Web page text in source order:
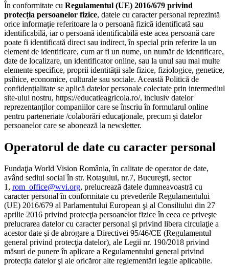
În conformitate cu Regulamentul (UE) 2016/679 privind
protecția persoanelor fizice, datele cu caracter personal reprezintă
orice informație referitoare la o persoană fizică identificată sau
identificabilă, iar o persoană identificabilă este acea persoană care
poate fi identificată direct sau indirect, în special prin referire la un
element de identificare, cum ar fi un nume, un număr de identificare,
date de localizare, un identificator online, sau la unul sau mai multe
elemente specifice, proprii identităţii sale fizice, fiziologice, genetice,
psihice, economice, culturale sau sociale. Această Politică de
confidențialitate se aplică datelor personale colectate prin intermediul
site-ului nostru, https://educatieagricola.ro/, inclusiv datelor
reprezentanților companiilor care se înscriu în formularul online
pentru parteneriate /colaborări educaționale, precum și datelor
persoanelor care se abonează la newsletter.
Operatorul de date cu caracter personal
Fundaţia World Vision România, în calitate de operator de date,
având sediul social în str. Rotaşului, nr.7, Bucureşti, sector
1, rom_office@wvi.org, prelucrează datele dumneavoastră cu
caracter personal în conformitate cu prevederile Regulamentului
(UE) 2016/679 al Parlamentului European şi al Consiliului din 27
aprilie 2016 privind protecţia persoanelor fizice în ceea ce priveşte
prelucrarea datelor cu caracter personal şi privind libera circulaţie a
acestor date şi de abrogare a Directivei 95/46/CE (Regulamentul
general privind protecţia datelor), ale Legii nr. 190/2018 privind
măsuri de punere în aplicare a Regulamentului general privind
protecția datelor şi ale oricăror alte reglementări legale aplicabile.